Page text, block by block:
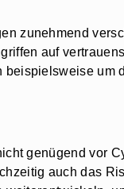
zunehmend
auf
beispielsweise um
genügend vor
auch das